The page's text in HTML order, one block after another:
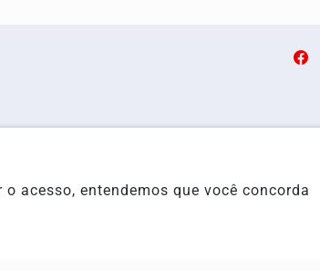
Três Lagoas
acesso, entendemos que você concorda